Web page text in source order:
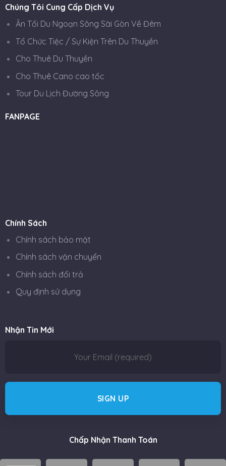
Chúng Tôi Cung Cấp Dịch Vụ
Ăn Tối Du Ngoạn Sông Sài Gòn Về Đêm
Tổ Chức Tiệc / Sự Kiện Trên Du Thuyền
Cho Thuê Du Thuyền
Cho Thuê Cano cao tốc
Tour Du Lịch Đường Sông
FANPAGE
Chính Sách
Chính sách bảo mật
Chính sách vận chuyển
Chính sách đổi trả
Quy định sử dụng
Nhận Tin Mới
Chấp Nhận Thanh Toán